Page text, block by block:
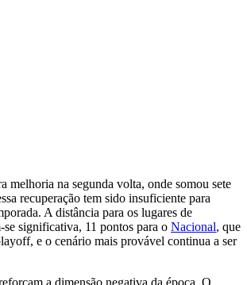
melhoria na segunda volta, onde somou sete
recuperação tem sido insuficiente para
A distância para os lugares de
se significativa, 11 pontos para o Nacional, que
e o cenário mais provável continua a ser
a dimensão negativa da época. O